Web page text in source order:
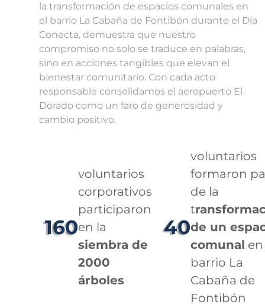
la transformación de espacios comunales en
el barrio La Cabaña de Fontibón durante el Día
Conecta, demuestra que nuestro
compromiso no solo se traduce en palabras,
sino en acciones tangibles que elevan el
bienestar comunitario. Con cada acto
responsable consolidamos el aeropuerto El
Dorado como un faro de generosidad y
cambio positivo.
160
voluntarios
corporativos
participaron
en la
siembra de
2000
árboles
40
voluntarios
formaron
de la
t
de un
comunal
barrio La
Cabaña de
Fontibón